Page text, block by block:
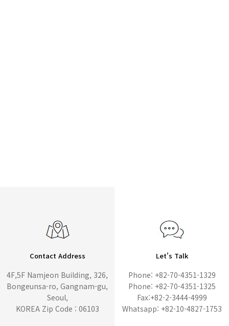
Contact Address
4F,5F Namjeon Building, 326,
Bongeunsa-ro, Gangnam-gu,
Seoul,
KOREA Zip Code : 06103
Let's Talk
Phone: +82-70-4351-1329
Phone: +82-70-4351-1325
Fax:+82-2-3444-4999
Whatsapp: +82-10-4827-1753